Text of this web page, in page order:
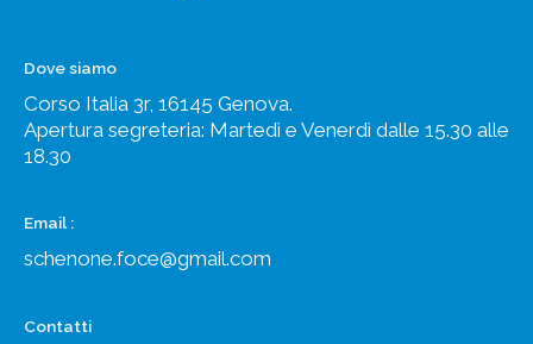
Dove siamo
Corso Italia 3r, 16145 Genova.
Apertura segreteria: Martedì e Venerdì dalle 15.30 alle
18.30
Email :
schenone.foce@gmail.com
Contatti